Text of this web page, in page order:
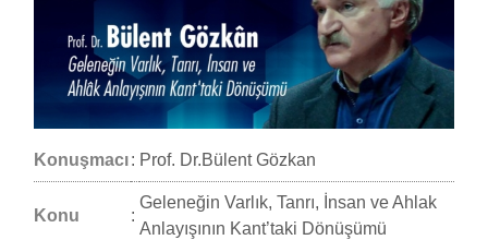
Konuşmacı: Prof. Dr.Bülent Gözkan
Konu :
Geleneğin Varlık, Tanrı, İnsan ve Ahlak
Anlayışının Kant’taki Dönüşümü